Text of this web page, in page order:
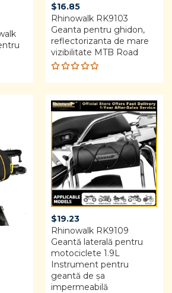
$16.85
Rhinowalk RK9103 ​​
Geanta pentru ghidon,
reflectorizanta de mare
vizibilitate MTB Road
Rated
4.80out
of 5
$19.23
Rhinowalk RK9109
Geantă laterală pentru
motociclete 1.9L
Instrument pentru
geantă de șa
impermeabilă